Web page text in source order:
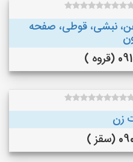
نبشی، قوطی، صفحه
)
زن
)